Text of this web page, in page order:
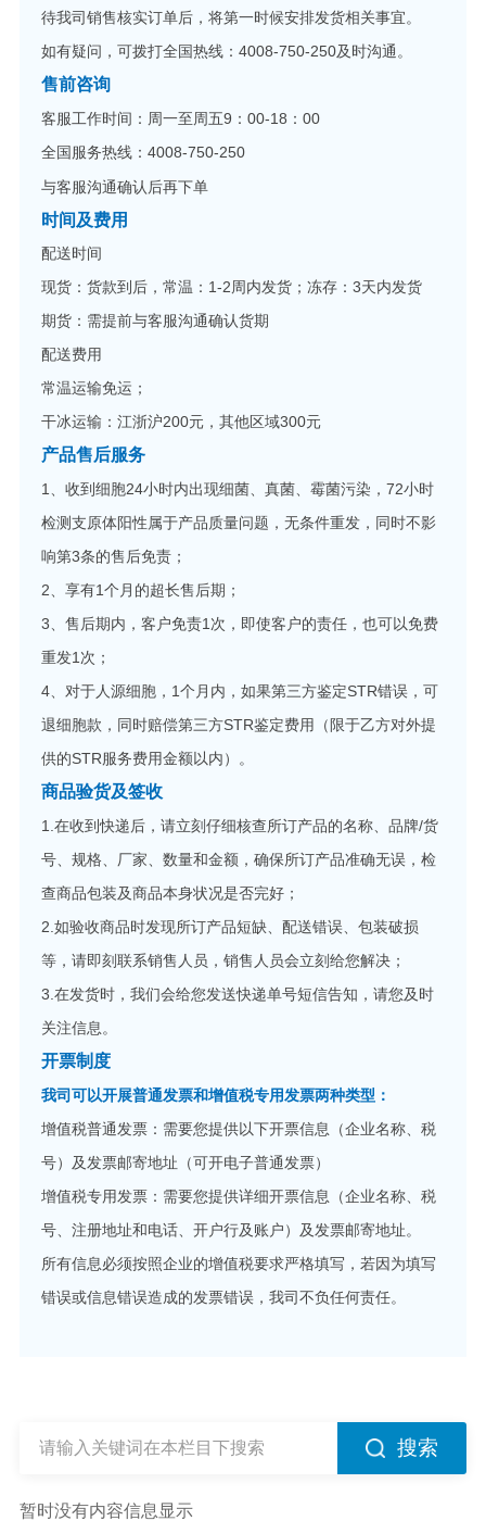
待我司销售核实订单后，将第一时候安排发货相关事宜。
如有疑问，可拨打全国热线：4008-750-250及时沟通。
售前咨询
客服工作时间：周一至周五9：00-18：00
全国服务热线：4008-750-250
与客服沟通确认后再下单
时间及费用
配送时间
现货：货款到后，常温：1-2周内发货；冻存：3天内发货
期货：需提前与客服沟通确认货期
配送费用
常温运输免运；
干冰运输：江浙沪200元，其他区域300元
产品售后服务
1、收到细胞24小时内出现细菌、真菌、霉菌污染，72小时
检测支原体阳性属于产品质量问题，无条件重发，同时不影
响第3条的售后免责；
2、享有1个月的超长售后期；
3、售后期内，客户免责1次，即使客户的责任，也可以免费
重发1次；
4、对于人源细胞，1个月内，如果第三方鉴定STR错误，可
退细胞款，同时赔偿第三方STR鉴定费用（限于乙方对外提
供的STR服务费用金额以内）。
商品验货及签收
1.在收到快递后，请立刻仔细核查所订产品的名称、品牌/货
号、规格、厂家、数量和金额，确保所订产品准确无误，检
查商品包装及商品本身状况是否完好；
2.如验收商品时发现所订产品短缺、配送错误、包装破损
等，请即刻联系销售人员，销售人员会立刻给您解决；
3.在发货时，我们会给您发送快递单号短信告知，请您及时
关注信息。
开票制度
我司可以开展普通发票和增值税专用发票两种类型：
增值税普通发票：需要您提供以下开票信息（企业名称、税
号）及发票邮寄地址（可开电子普通发票）
增值税专用发票：需要您提供详细开票信息（企业名称、税
号、注册地址和电话、开户行及账户）及发票邮寄地址。
所有信息必须按照企业的增值税要求严格填写，若因为填写
错误或信息错误造成的发票错误，我司不负任何责任。
搜索
暂时没有内容信息显示